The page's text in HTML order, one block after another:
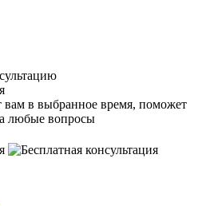
в выбранное время, поможет
любые вопросы